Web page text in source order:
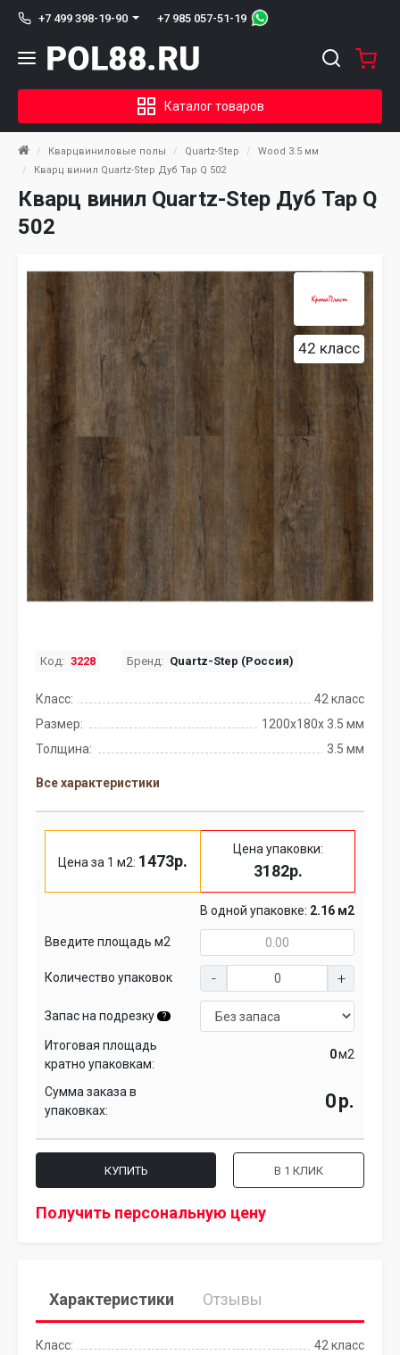
+7 499 398-19-90 +7 985 057-51-19
Каталог товаров
Кварцвиниловые полы Quartz-Step
Wood 3.5 мм
Кварц винил Quartz-Step Дуб Тар Q 502
Кварц винил Quartz-Step Дуб Тар Q
502
42 класс
Код: 3228 Бренд: Quartz-Step (Россия)
Класс:
42 класс
Размер:
1200х180х 3.5 мм
Толщина:
3.5 мм
Все характеристики
Цена за 1 м2: 1473р.
Цена упаковки:
3182р.
В одной упаковке: 2.16 м2
Введите площадь м2
Количество упаковок
Запас на подрезку ?
Итоговая площадь
кратно упаковкам:
м2
Сумма заказа в
упаковках:
р.
КУПИТЬ В 1 КЛИК
Получить персональную цену
Характеристики Отзывы
Класс:
42 класс